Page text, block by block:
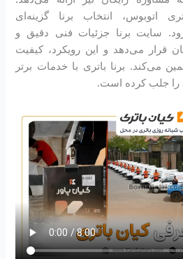
اتوبوس، انتخاب برنا گزینه‌ای
سایت برنا جزئیات فنی دقیق و
قرار می‌دهد و این رویکرد، کیفیت
می‌کند. برنا باتری با خدمات برتر
را جلب کرده است.